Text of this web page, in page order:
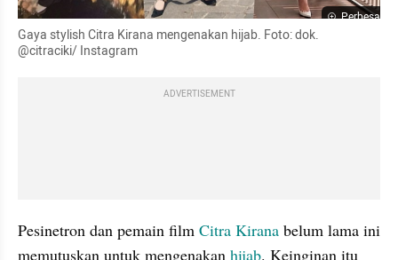
Perbesar
Gaya stylish Citra Kirana mengenakan hijab. Foto: dok.
@citraciki/ Instagram
ADVERTISEMENT
Pesinetron dan pemain film Citra Kirana belum lama ini
memutuskan untuk mengenakan hijab. Keinginan itu